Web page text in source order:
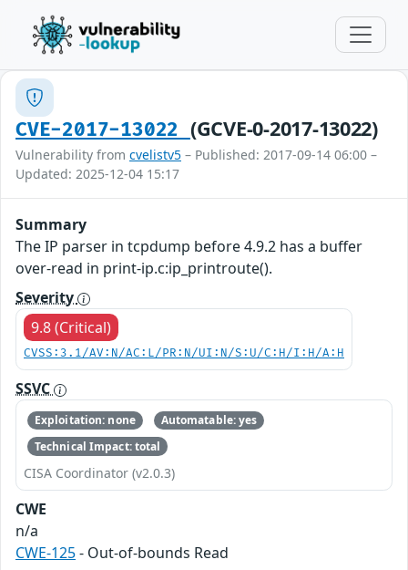
CVE-2017-13022 (GCVE-0-2017-13022)
Vulnerability from cvelistv5 – Published: 2017-09-14 06:00 –
Updated: 2025-12-04 15:17
Summary
The IP parser in tcpdump before 4.9.2 has a buffer
over-read in print-ip.c:ip_printroute().
Severity
9.8 (Critical)
CVSS:3.1/AV:N/AC:L/PR:N/UI:N/S:U/C:H/I:H/A:H
SSVC
Exploitation: none
Automatable: yes
Technical Impact: total
CISA Coordinator (v2.0.3)
CWE
n/a
CWE-125- Out-of-bounds Read